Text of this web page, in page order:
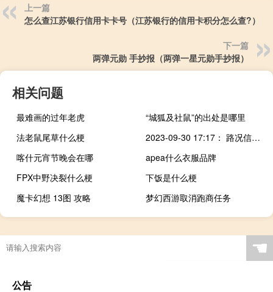
上一篇
怎么查江苏银行信用卡卡号（江苏银行的信用卡积分怎么查?）
下一篇
两弹元勋 手抄报（两弹一星元勋手抄报）
相关问题
最难画的过年老虎
“城狐及社鼠”的出处是哪里
法老鼠尾草什么梗
2023-09-30 17:17： 路况信息：2023年9月30日14时53分，京港澳高速耒宜段公平收费站附近以北K1710至K1714处南往北因车流量大造成交通通行缓慢，至17时15分已恢复正常通行。 ​​​
喀什元宵节晚会在哪
apea什么衣服品牌
FPX中野决裂什么梗
下饭是什么梗
魔卡幻想 13图 攻略
梦幻西游取消跑商任务
☚
公告